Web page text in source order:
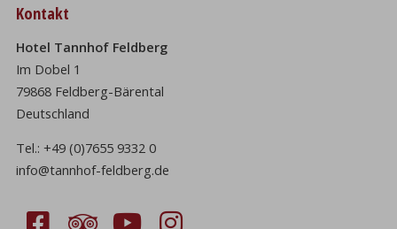
Kontakt
Hotel Tannhof Feldberg
Im Dobel 1
79868 Feldberg-Bärental
Deutschland
Tel.:+49 (0)7655 9332 0
info@tannhof-feldberg.de